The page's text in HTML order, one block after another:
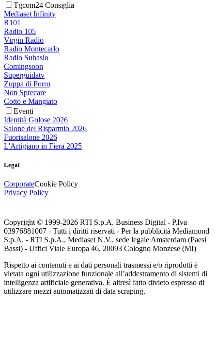
Tgcom24 Consiglia
Mediaset Infinity
R101
Radio 105
Virgin Radio
Radio Montecarlo
Radio Subasio
Comingsoon
Superguidatv
Zuppa di Porro
Non Sprecare
Cotto e Mangiato
Eventi
Identità Golose 2026
Salone del Risparmio 2026
Fuorisalone 2026
L'Artigiano in Fiera 2025
Legal
CorporateCookie Policy
Privacy Policy
Copyright © 1999-2026 RTI S.p.A. Business Digital - P.Iva
03976881007 - Tutti i diritti riservati - Per la pubblicità Mediamond
S.p.A. - RTI S.p.A., Mediaset N.V., sede legale Amsterdam (Paesi
Bassi) - Uffici Viale Europa 46, 20093 Cologno Monzese (MI)
Rispetto ai contenuti e ai dati personali trasmessi e/o riprodotti è
vietata ogni utilizzazione funzionale all’addestramento di sistemi di
intelligenza artificiale generativa. È altresì fatto divieto espresso di
utilizzare mezzi automatizzati di data scraping.